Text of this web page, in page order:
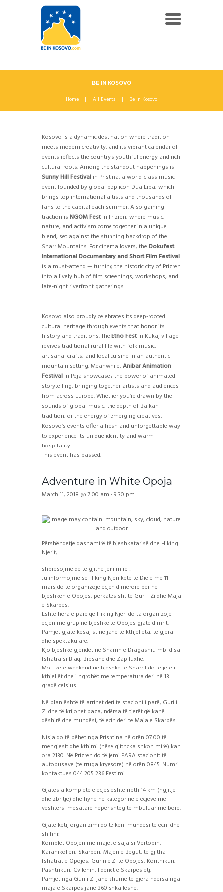
BE IN KOSOVO
Home All Events Be In Kosovo
Kosovo is a dynamic destination where tradition
meets modern creativity, and its vibrant calendar of
events reflects the country’s youthful energy and rich
cultural roots. Among the standout happenings is
Sunny Hill Festival in Pristina, a world-class music
event founded by global pop icon Dua Lipa, which
brings top international artists and thousands of
fans to the capital each summer. Also gaining
traction is NGOM Festin Prizren, where music,
nature, and activism come together in a unique
blend, set against the stunning backdrop of the
Sharr Mountains. For cinema lovers, the Dokufest
International Documentary and Short Film Festival
is a must-attend — turning the historic city of Prizren
into a lively hub of film screenings, workshops, and
late-night riverfront gatherings.
Kosovo also proudly celebrates its deep-rooted
cultural heritage through events that honor its
history and traditions. The Etno Festin Kukaj village
revives traditional rural life with folk music,
artisanal crafts, and local cuisine in an authentic
mountain setting. Meanwhile, Anibar Animation
Festival in Peja showcases the power of animated
storytelling, bringing together artists and audiences
from across Europe. Whether you’re drawn by the
sounds of global music, the depth of Balkan
tradition, or the energy of emerging creatives,
Kosovo’s events offer a fresh and unforgettable way
to experience its unique identity and warm
hospitality.
This event has passed.
Adventure in White Opoja
March 11, 2018 @ 7:00 am -9:30 pm
Përshëndetje dashamirë të bjeshkatarisë dhe Hiking
Njerit,
shpresojme që të gjithë jeni mirë !
Ju informojmë se Hiking Njeri këtë të Diele më 11
mars do të organizojë ecjen dimërore për në
bjeshkën e Opojës, përkatësisht te Guri i Zi dhe Maja
e Skarpës.
Është hera e parë që Hiking Njeri do ta organizojë
ecjen me grup në bjeshkë të Opojës gjatë dimrit.
Pamjet gjatë kësaj stine janë të kthjellëta, të gjera
dhe spektakulare.
Kjo bjeshkë gjendet në Sharrin e Dragashit, mbi disa
fshatra si Blaq, Bresanë dhe Zaplluxhë.
Moti këtë weekend në bjeshkë të Sharrit do të jetë i
kthjellët dhe i ngrohët me temperatura deri në 13
gradë celsius.
Në plan është të arrihet deri te stacioni i parë, Guri i
Zi dhe të krijohet baza, ndërsa të tjerët që kanë
dëshirë dhe mundësi, të ecin deri te Maja e Skarpës.
Nisja do të bëhet nga Prishtina në orën 07:00 të
mengjesit dhe kthimi (nëse gjithcka shkon mirë) kah
ora 2130. Në Prizren do të jemi PARA stacionit të
autobusave (te rruga kryesore) në orën 0845. Numri
kontaktues 044 205 236 Festimi.
Gjatësia komplete e ecjes është rreth 14 km (ngjitje
dhe zbritje) dhe hynë në kategorinë e ecjeve me
vështërsi mesatare nëpër shteg të mbuluar me borë.
Gjatë këtij organizimi do të keni mundësi të ecni dhe
shihni:
Komplet Opojën me majet e saja si Vërtopin,
Karanikollën, Skarpën, Majën e Begut, të gjitha
fshatrat e Opojës, Gurin e Zi të Opojës, Koritnikun,
Pashtrikun, Cvilenin, liqenet e Skarpës etj.
Pamjet nga Guri i Zi jane shumë të gjëra ndërsa nga
maja e Skarpës janë 360 shkallëshe.